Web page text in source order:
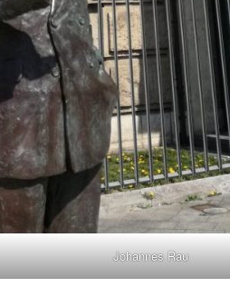
Johannes Rau